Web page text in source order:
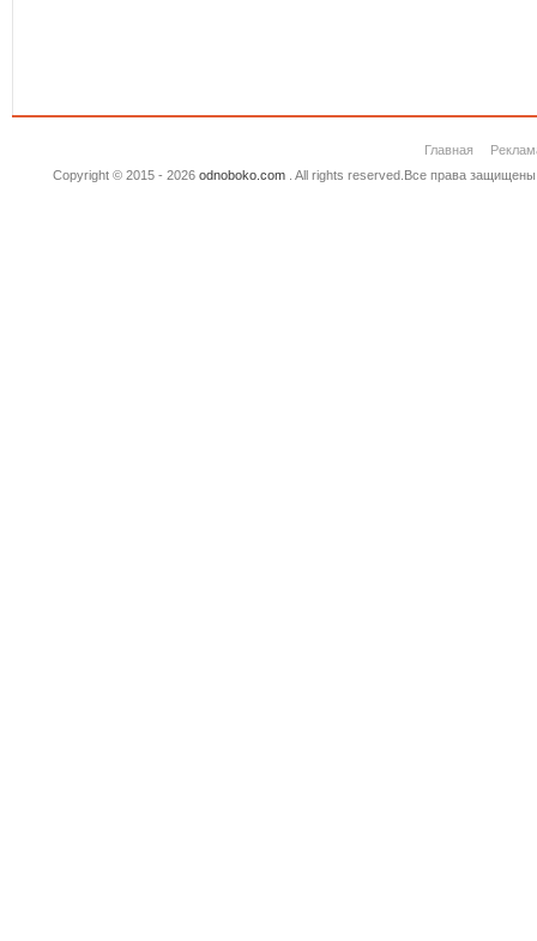
Главная
Copyright © 2015 - 2026 odnoboko.com. All rights reserved.Все права защищены.